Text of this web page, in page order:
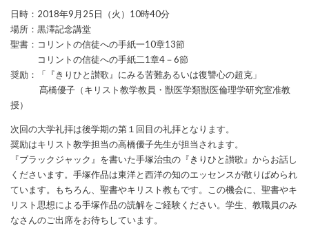
日時：2018年9月25日（火）10時40分
場所：黒澤記念講堂
聖書：コリントの信徒への手紙一10章13節
コリントの信徒への手紙二1章4－6節
奨励：「『きりひと讃歌』にみる苦難あるいは復讐心の超克」
髙橋優子（キリスト教学教員・獣医学類獣医倫理学研究室准教
授）
次回の大学礼拝は後学期の第１回目の礼拝となります。
奨励はキリスト教学担当の高橋優子先生が担当されます。
『ブラックジャック』を書いた手塚治虫の『きりひと讃歌』からお話し
くださいます。手塚作品は東洋と西洋の知のエッセンスが散りばめられ
ています。もちろん、聖書やキリスト教もです。この機会に、聖書やキ
リスト思想による手塚作品の読解をご経験ください。学生、教職員のみ
なさんのご出席をお待ちしています。